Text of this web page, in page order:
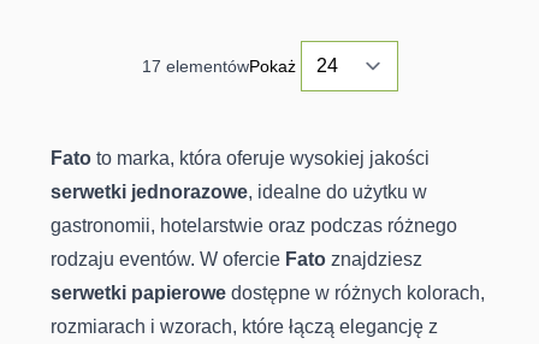
17 elementówPokaż
Fato to marka, która oferuje wysokiej jakości
serwetki jednorazowe, idealne do użytku w
gastronomii, hotelarstwie oraz podczas różnego
rodzaju eventów. W ofercie Fato znajdziesz
serwetki papierowe dostępne w różnych kolorach,
rozmiarach i wzorach, które łączą elegancję z